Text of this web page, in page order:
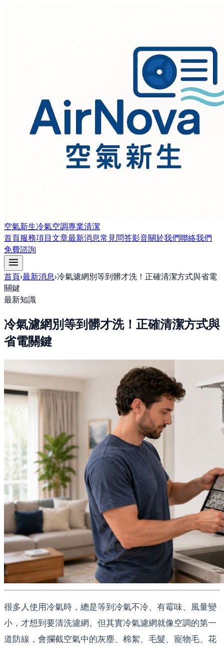
空氣新生冷氣空調專業清潔
首頁服務項目文章最新消息常見問答影音關於我們聯絡我們
免費諮詢
首頁›最新消息›冷氣濾網別等到髒才洗！正確清潔方式與省電
關鍵
最新知識
冷氣濾網別等到髒才洗！正確清潔方式與
省電關鍵
很多人使用冷氣時，總是等到冷氣不冷、有霉味、風量變
小，才想到要清洗濾網。但其實冷氣濾網就像空調的第一
道防線，會攔截空氣中的灰塵、棉絮、毛髮、寵物毛、花